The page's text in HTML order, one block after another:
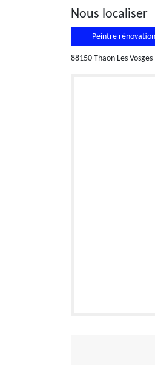
Nous localiser
Peintre
88150 Thaon Les Vosges